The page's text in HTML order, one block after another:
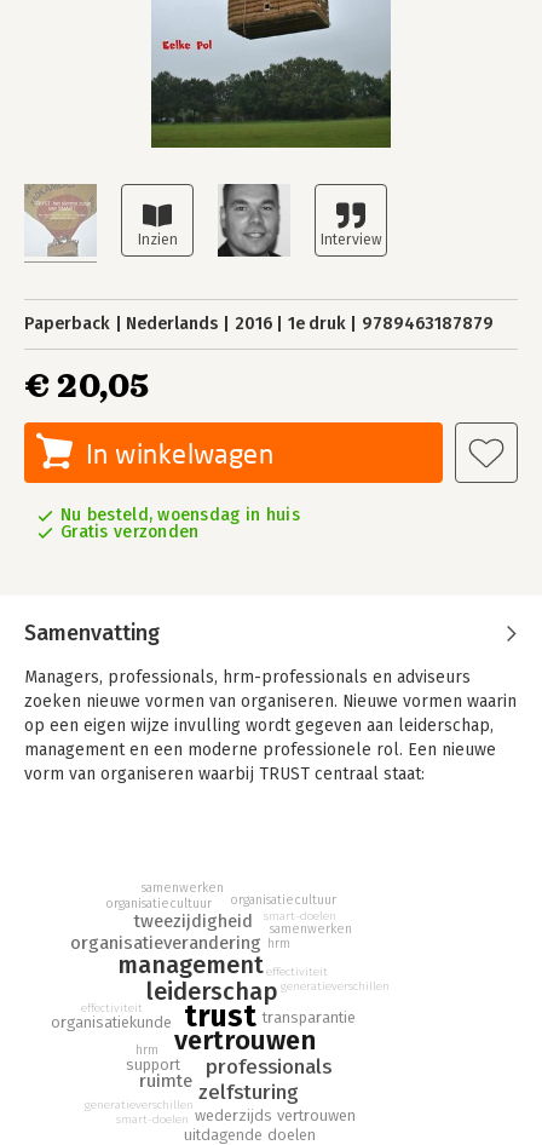
Paperback Nederlands 2016 1e druk 9789463187879
€ 20,05
In winkelwagen
Nu besteld, woensdag in huis
Gratis verzonden
Samenvatting
Managers, professionals, hrm-professionals en adviseurs
zoeken nieuwe vormen van organiseren. Nieuwe vormen waarin
op een eigen wijze invulling wordt gegeven aan leiderschap,
management en een moderne professionele rol. Een nieuwe
vorm van organiseren waarbij TRUST centraal staat:
praktijkvoorbeelden, casussen en prikkelende vragen wordt
de lezer uitgedaagd om de vertaling te maken naar de eigen
organisatie. Inclusief interviews met de bestuursvoorzitters van
Philadelphia, De Baak, Maasstadziekenhuis, Randstad en
trust
vertrouwen
leiderschap
management
professionals
zelfsturing
organisatieverandering
ruimte
tweezijdigheid
wederzijds vertrouwen
transparantie
support
uitdagende doelen
organisatiekunde
hrm
effectiviteit
organisatiecultuur
smart-doelen
generatieverschillen
samenwerken
hrm
effectiviteit
organisatiecultuur
smart-doelen
generatieverschillen
samenwerken